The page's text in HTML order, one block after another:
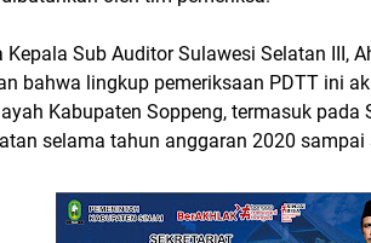
Kepala Sub Auditor Sulawesi Selatan III,
bahwa lingkup pemeriksaan PDTT ini
Kabupaten Soppeng, termasuk pada
selama tahun anggaran 2020 sampai